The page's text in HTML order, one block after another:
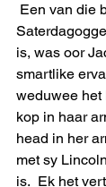
Een van die
is, was oor
smartlike
weduwee het
kop in haar
head in her
met sy
is.  Ek het